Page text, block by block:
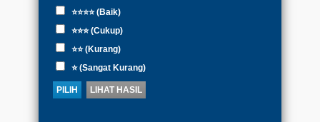
⭐⭐⭐⭐ (Baik)
⭐⭐⭐ (Cukup)
⭐⭐ (Kurang)
⭐ (Sangat Kurang)